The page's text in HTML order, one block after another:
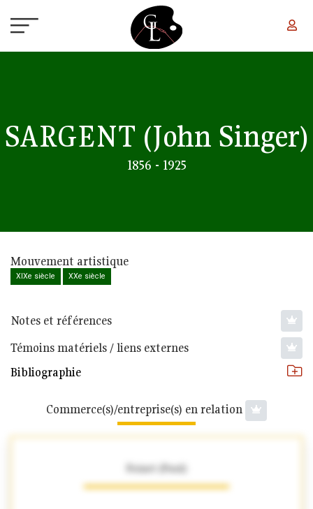
SARGENT (John Singer)
1856 - 1925
Mouvement artistique
XIXe siècle XXe siècle
Notes et références
Témoins matériels / liens externes
Bibliographie
Commerce(s)/entreprise(s) en relation
Foinet (Paul)